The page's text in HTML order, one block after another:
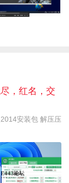
，红名，交
安装包 解压压